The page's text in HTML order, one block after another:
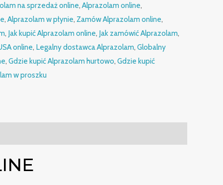
na sprzedaż online,Alprazolam online,
,Alprazolam w płynie, Zamów Alprazolam online,
, Jak kupić Alprazolam online, Jak zamówić Alprazolam,
online, Legalny dostawca Alprazolam, Globalny
, Gdzie kupić Alprazolam hurtowo, Gdzie kupić
w proszku